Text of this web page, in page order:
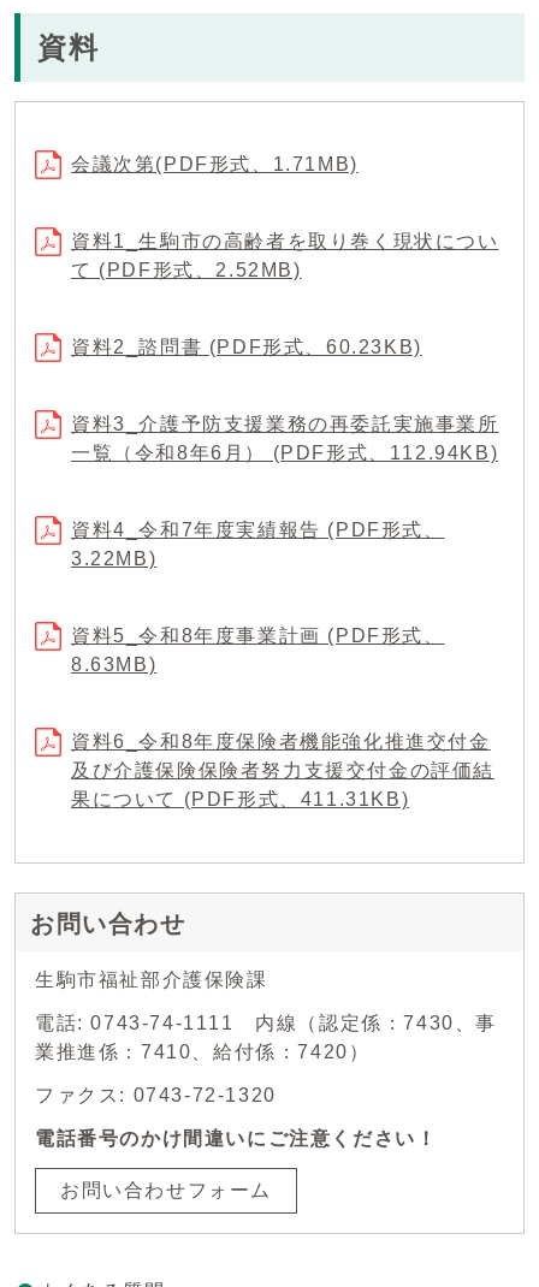
資料
会議次第(PDF形式、1.71MB)
資料1_生駒市の高齢者を取り巻く現状につい
て (PDF形式、2.52MB)
資料2_諮問書 (PDF形式、60.23KB)
資料3_介護予防支援業務の再委託実施事業所
一覧（令和8年6月） (PDF形式、112.94KB)
資料4_令和7年度実績報告 (PDF形式、
3.22MB)
資料5_令和8年度事業計画 (PDF形式、
8.63MB)
資料6_令和8年度保険者機能強化推進交付金
及び介護保険保険者努力支援交付金の評価結
果について (PDF形式、411.31KB)
お問い合わせ
生駒市福祉部介護保険課
電話: 0743-74-1111 内線（認定係：7430、事
業推進係：7410、給付係：7420）
ファクス: 0743-72-1320
電話番号のかけ間違いにご注意ください！
お問い合わせフォーム